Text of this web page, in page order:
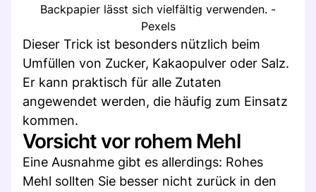
Backpapier lässt sich vielfältig verwenden. -
Pexels
Dieser Trick ist besonders nützlich beim
Umfüllen von Zucker, Kakaopulver oder Salz.
Er kann praktisch für alle Zutaten
angewendet werden, die häufig zum Einsatz
kommen.
Vorsicht vor rohem Mehl
Eine Ausnahme gibt es allerdings: Rohes
Mehl sollten Sie besser nicht zurück in den